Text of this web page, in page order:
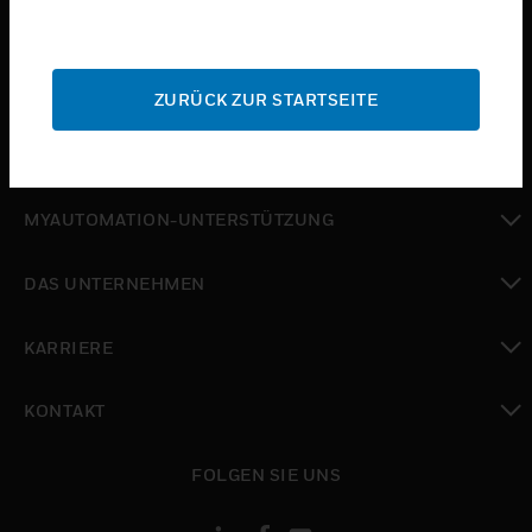
toggle view
toggle view
MYAUTOMATION-UNTERSTÜTZUNG
DAS UNTERNEHMEN
KARRIERE
KONTAKT
FOLGEN SIE UNS
ZURÜCK ZUR STARTSEITE